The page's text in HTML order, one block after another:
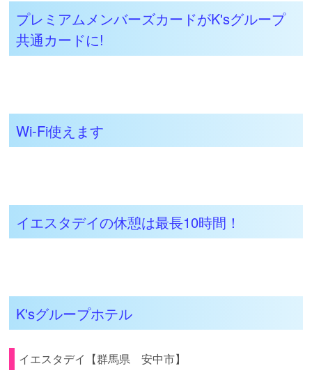
プレミアムメンバーズカードがK'sグループ
共通カードに!
Wi-Fi使えます
イエスタデイの休憩は最長10時間！
K'sグループホテル
イエスタデイ【群馬県 安中市】